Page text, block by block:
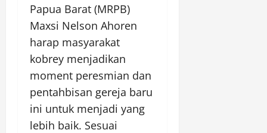
Papua Barat (MRPB)
Maxsi Nelson Ahoren
harap masyarakat
kobrey menjadikan
moment peresmian dan
pentahbisan gereja baru
ini untuk menjadi yang
lebih baik. Sesuai